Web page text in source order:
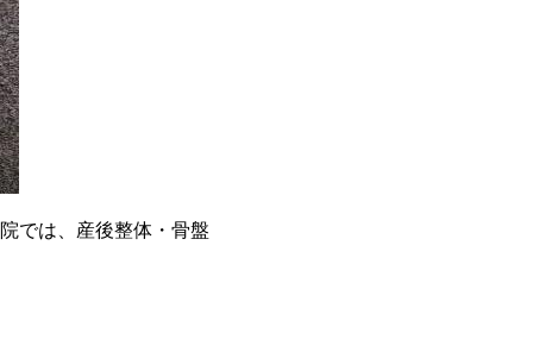
では、産後整体・骨盤